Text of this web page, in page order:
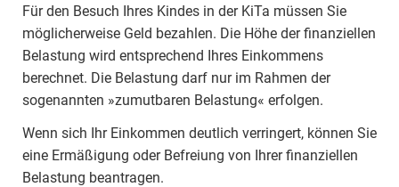
Für den Besuch Ihres Kindes in der KiTa müssen Sie
möglicherweise Geld bezahlen. Die Höhe der finanziellen
Belastung wird entsprechend Ihres Einkommens
berechnet. Die Belastung darf nur im Rahmen der
sogenannten »zumutbaren Belastung« erfolgen.
Wenn sich Ihr Einkommen deutlich verringert, können Sie
eine Ermäßigung oder Befreiung von Ihrer finanziellen
Belastung beantragen.